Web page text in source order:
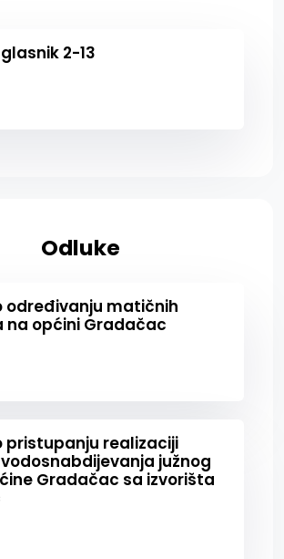
2-13
Odluke
određivanju matičnih
na općini Gradačac
pristupanju realizaciji
južnog
Gradačac sa izvorišta